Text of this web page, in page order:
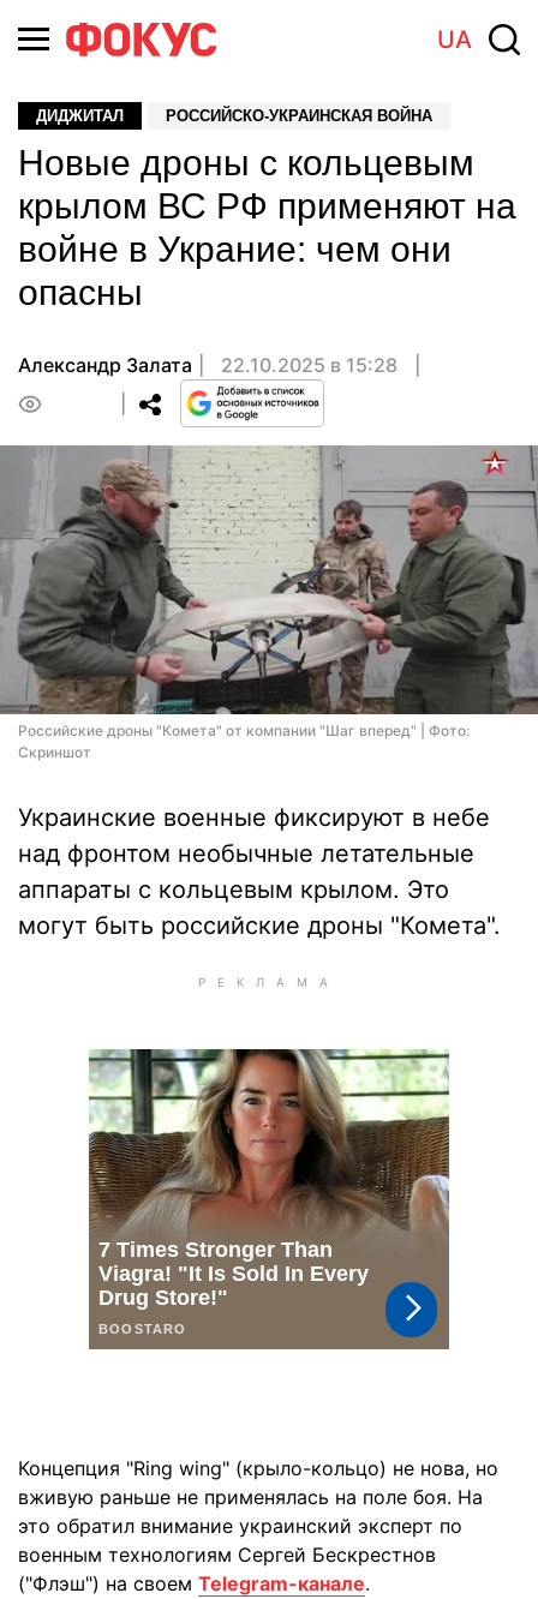
UA
ДИДЖИТАЛ РОССИЙСКО-УКРАИНСКАЯ ВОЙНА
Новые дроны с кольцевым
крылом ВС РФ применяют на
войне в Украние: чем они
опасны
Александр Залата
22.10.2025 в 15:28
Российские дроны "Комета" от компании "Шаг вперед" | Фото:
Скриншот
Украинские военные фиксируют в небе
над фронтом необычные летательные
аппараты с кольцевым крылом. Это
могут быть российские дроны "Комета".
Концепция "Ring wing" (крыло-кольцо) не нова, но
вживую раньше не применялась на поле боя. На
это обратил внимание украинский эксперт по
военным технологиям Сергей Бескрестнов
("Флэш") на своем Telegram-канале.